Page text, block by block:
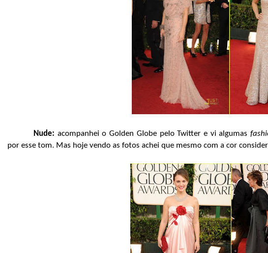
Nude: acompanhei o Golden Globe pelo Twitter e vi algumas
por esse tom. Mas hoje vendo as fotos achei que mesmo com a cor